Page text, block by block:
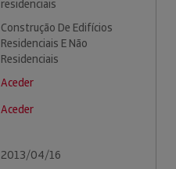
residenciais
Construção De Edifícios
Residenciais E Não
Residenciais
Aceder
Aceder
2013/04/16